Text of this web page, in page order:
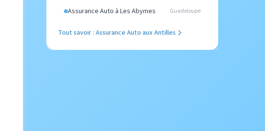
Assurance Auto à Les Abymes Guadeloupe
Tout savoir : Assurance Auto aux Antilles